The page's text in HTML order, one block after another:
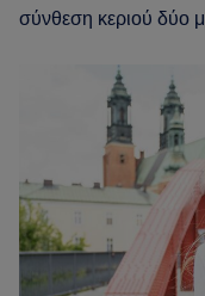
σύνθεση κεριού δύο